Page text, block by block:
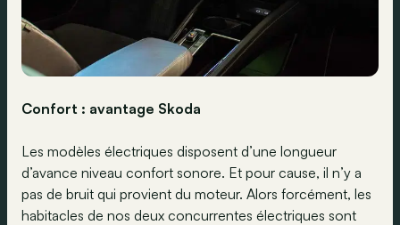
Confort : avantage Skoda
Les modèles électriques disposent d’une longueur
d’avance niveau confort sonore. Et pour cause, il n’y a
pas de bruit qui provient du moteur. Alors forcément, les
habitacles de nos deux concurrentes électriques sont